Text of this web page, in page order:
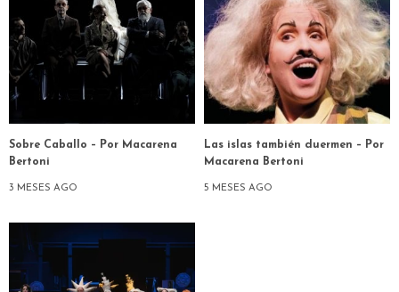
Sobre Caballo – Por Macarena
Bertoni
3 MESES AGO
Las islas también duermen – Por
Macarena Bertoni
5 MESES AGO